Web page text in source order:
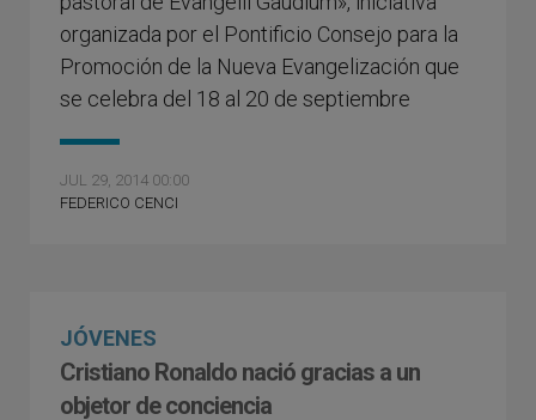
organizada por el Pontificio Consejo para la
Promoción de la Nueva Evangelización que
se celebra del 18 al 20 de septiembre
JUL 29, 2014 00:00
FEDERICO CENCI
JÓVENES
Cristiano Ronaldo nació gracias a un
objetor de conciencia